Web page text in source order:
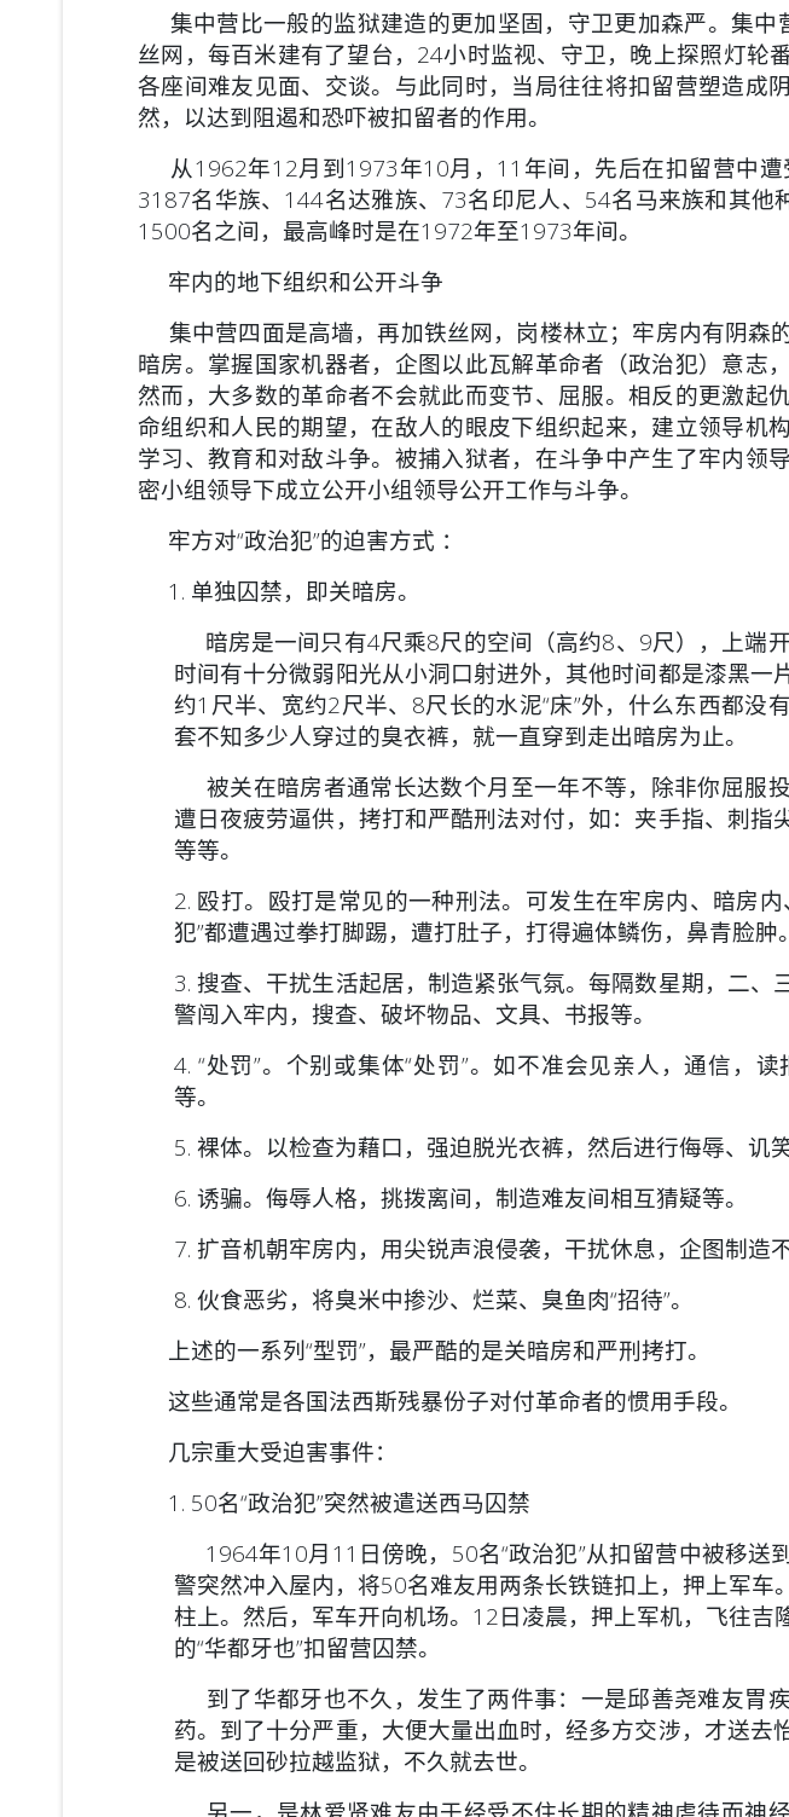
集中营比一般的监狱建造的更加坚固，守卫更加森严。集中
丝网，每百米建有了望台，24小时监视、守卫，晚上探照灯轮
各座间难友见面、交谈。与此同时，当局往往将扣留营塑造成
然，以达到阻遏和恐吓被扣留者的作用。
从1962年12月到1973年10月，11年间，先后在扣留营中遭
3187名华族、144名达雅族、73名印尼人、54名马来族和其他
1500名之间，最高峰时是在1972年至1973年间。
牢内的地下组织和公开斗争
集中营四面是高墙，再加铁丝网，岗楼林立；牢房内有阴森
暗房。掌握国家机器者，企图以此瓦解革命者（政治犯）意志
然而，大多数的革命者不会就此而变节、屈服。相反的更激起
命组织和人民的期望，在敌人的眼皮下组织起来，建立领导机
学习、教育和对敌斗争。被捕入狱者，在斗争中产生了牢内领
密小组领导下成立公开小组领导公开工作与斗争。
牢方对“政治犯”的迫害方式 ：
1. 单独囚禁，即关暗房。
暗房是一间只有4尺乘8尺的空间（高约8、9尺），上端
时间有十分微弱阳光从小洞口射进外，其他时间都是漆黑一
约1尺半、宽约2尺半、8尺长的水泥“床”外，什么东西都没
套不知多少人穿过的臭衣裤，就一直穿到走出暗房为止。
被关在暗房者通常长达数个月至一年不等，除非你屈服
遭日夜疲劳逼供，拷打和严酷刑法对付，如：夹手指、刺指
等等。
2. 殴打。殴打是常见的一种刑法。可发生在牢房内、暗房
犯”都遭遇过拳打脚踢，遭打肚子，打得遍体鳞伤，鼻青脸肿。
3. 搜查、干扰生活起居，制造紧张气氛。每隔数星期，二、
警闯入牢内，搜查、破坏物品、文具、书报等。
4. “处罚”。个别或集体“处罚”。如不准会见亲人，通信，
等。
5. 裸体。以检查为藉口，强迫脱光衣裤，然后进行侮辱、讥笑
6. 诱骗。侮辱人格，挑拨离间，制造难友间相互猜疑等。
7. 扩音机朝牢房内，用尖锐声浪侵袭，干扰休息，企图制造
8. 伙食恶劣，将臭米中掺沙、烂菜、臭鱼肉“招待”。
上述的一系列“型罚”，最严酷的是关暗房和严刑拷打。
这些通常是各国法西斯残暴份子对付革命者的惯用手段。
几宗重大受迫害事件：
1. 50名“政治犯”突然被遣送西马囚禁
1964年10月11日傍晚，50名“政治犯”从扣留营中被移送
警突然冲入屋内，将50名难友用两条长铁链扣上，押上军车
柱上。然后，军车开向机场。12日凌晨，押上军机，飞往吉
的“华都牙也”扣留营囚禁。
到了华都牙也不久，发生了两件事：一是邱善尧难友胃
药。到了十分严重，大便大量出血时，经多方交涉，才送去
是被送回砂拉越监狱，不久就去世。